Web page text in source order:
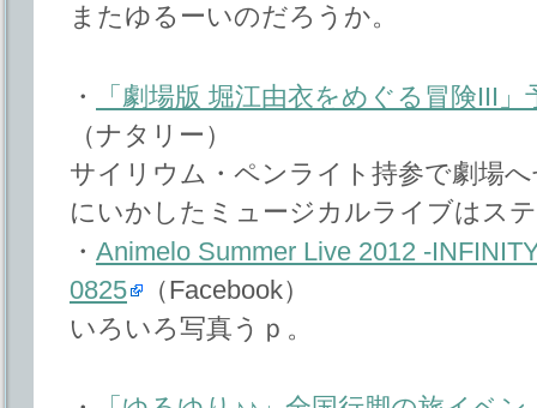
またゆるーいのだろうか。
・
「劇場版 堀江由衣をめぐる冒険III
（ナタリー）
サイリウム・ペンライト持参で劇場
にいかしたミュージカルライブはス
・ Animelo Summer Live 2012 -
0825
（Facebook）
いろいろ写真うｐ。